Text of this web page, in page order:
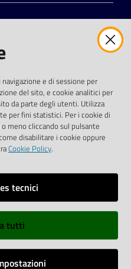
e di sessione per
del sito, e cookie analitici per
da parte degli utenti. Utilizza
per fini statistici. Per i cookie di
meno cliccando sul pulsante
disabilitare i cookie oppure
Cookie Policy.
tecnici
tutti